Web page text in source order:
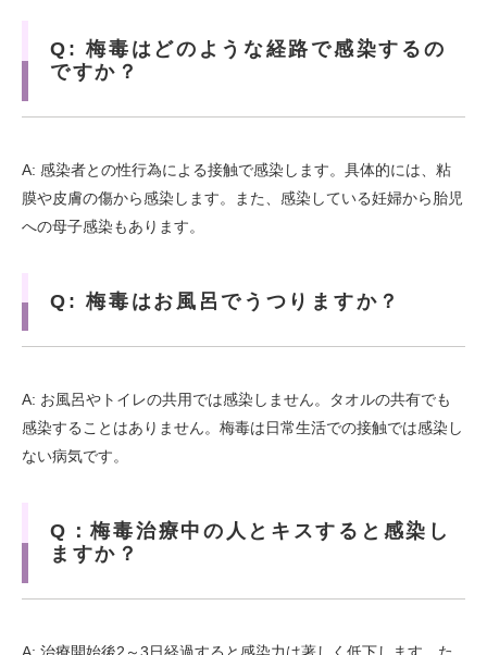
Q: 梅毒はどのような経路で感染するの
ですか？
A: 感染者との性行為による接触で感染します。具体的には、粘
膜や皮膚の傷から感染します。また、感染している妊婦から胎児
への母子感染もあります。
Q: 梅毒はお風呂でうつりますか？
A: お風呂やトイレの共用では感染しません。タオルの共有でも
感染することはありません。梅毒は日常生活での接触では感染し
ない病気です。
Q：梅毒治療中の人とキスすると感染し
ますか？